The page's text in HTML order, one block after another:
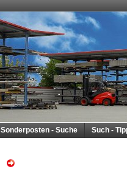
Sonderposten - Suche Such -